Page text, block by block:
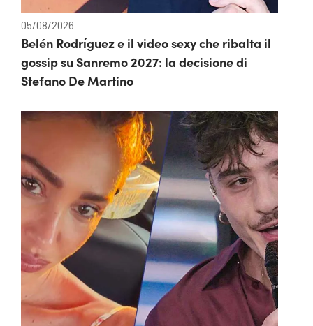
05/08/2026
Belén Rodríguez e il video sexy che ribalta il
gossip su Sanremo 2027: la decisione di
Stefano De Martino